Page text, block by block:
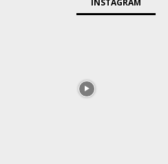
INSTAGRAM